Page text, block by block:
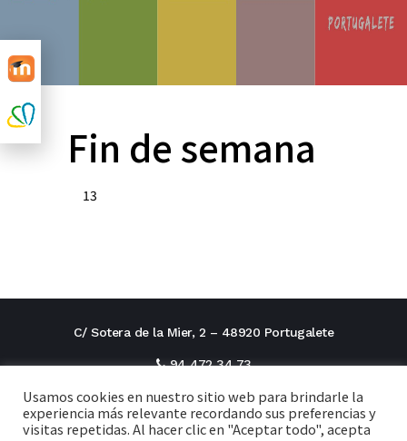
Fin de semana
13
C/ Sotera de la Mier, 2 – 48920 Portugalete
94 472 34 73
direcciontitular@cxi.fjaverianas.com
secretaria@cxi.fjaverianas.com
Usamos cookies en nuestro sitio web para brindarle la
experiencia más relevante recordando sus preferencias y
visitas repetidas. Al hacer clic en "Aceptar todo", acepta